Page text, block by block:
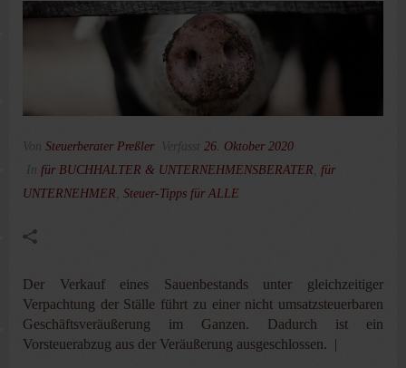
Von Steuerberater Preßler Verfasst 26. Oktober 2020
In für BUCHHALTER & UNTERNEHMENSBERATER
für
UNTERNEHMER Steuer-Tipps für ALLE
Der Verkauf eines Sauenbestands unter gleichzeitiger
Verpachtung der Ställe führt zu einer nicht umsatzsteuerbaren
Geschäftsveräußerung im Ganzen. Dadurch ist ein
Vorsteuerabzug aus der Veräußerung ausgeschlossen. |